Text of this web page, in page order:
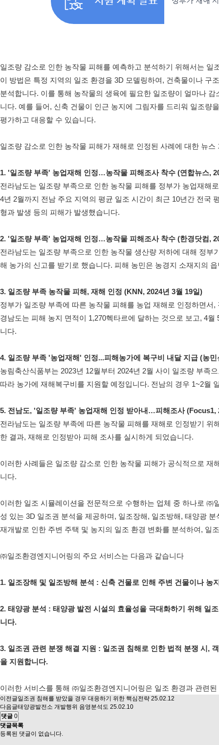
일조량 감소로 인한 농작물 피해를 예측하고 분석하기 위해서는 일
이 방법은 특정 지역의 일조 환경을 3D 모델링하여, 건축물이나
분석합니다. 이를 통해 농작물의 생육에 필요한 일조량이 얼마나
니다. 예를 들어, 신축 건물이 인근 농지에 그림자를 드리워 일조량
평가하고 대응할 수 있습니다.
일조량 감소로 인한 농작물 피해가 재해로 인정된 사례에 대한 뉴
1. '일조량 부족' 농업재해 인정…농작물 피해조사 착수 (연합뉴스,
전라남도는 일조량 부족으로 인한 농작물 피해를 정부가 농업재해
4년 2월까지 전남 주요 지역의 평균 일조 시간이 최근 10년간 전국
형과 발생 등의 피해가 발생했습니다.
2. '일조량 부족' 농업재해 인정…농작물 피해조사 착수 (한경닷컴,
전라남도는 일조량 부족으로 인한 농작물 생산량 저하에 대해 정
해 농가의 신고를 받기로 했습니다. 피해 농민은 농경지 소재지의
3. 일조량 부족 농작물 피해, 재해 인정 (KNN, 2024년 3월 19일)
정부가 일조량 부족에 따른 농작물 피해를 농업 재해로 인정하면
경남도는 피해 농지 면적이 1,270헥타르에 달하는 것으로 보고, 4
니다.
4. 일조량 부족 '농업재해' 인정...피해농가에 복구비 내달 지급 (농
농림축산식품부는 2023년 12월부터 2024년 2월 사이 일조량 부족
따라 농가에 재해복구비를 지원할 예정입니다. 전남의 경우 1~2월
5. 전남도, '일조량 부족' 농업재해 인정 받아내…피해조사 (Focus1,
전라남도는 일조량 부족에 따른 농작물 피해를 재해로 인정받기
한 결과, 재해로 인정받아 피해 조사를 실시하게 되었습니다.
이러한 사례들은 일조량 감소로 인한 농작물 피해가 공식적으로
니다.
이러한 일조 시뮬레이션을 전문적으로 수행하는 업체 중 하나로
성 있는 3D 일조권 분석을 제공하며, 일조장해, 일조방해, 태양광
재개발로 인한 주변 주택 및 농지의 일조 환경 변화를 분석하여, 일
㈜일조환경엔지니어링의 주요 서비스는 다음과 같습니다
1. 일조장해 및 일조방해 분석 : 신축 건물로 인해 주변 건물이나
2. 태양광 분석 : 태양광 발전 시설의 효율성을 극대화하기 위해 일
니다.
3. 일조권 관련 분쟁 해결 지원 : 일조권 침해로 인한 법적 분쟁 시,
을 지원합니다.
이러한 서비스를 통해 ㈜일조환경엔지니어링은 일조 환경과 관련
이전글일조권 침해를 받았을 경우 대응하기 위한 핵심전략 25.02.12
다음글태양광발전소 개발행위 음영분석도 25.02.10
댓글 0
댓글목록
등록된 댓글이 없습니다.